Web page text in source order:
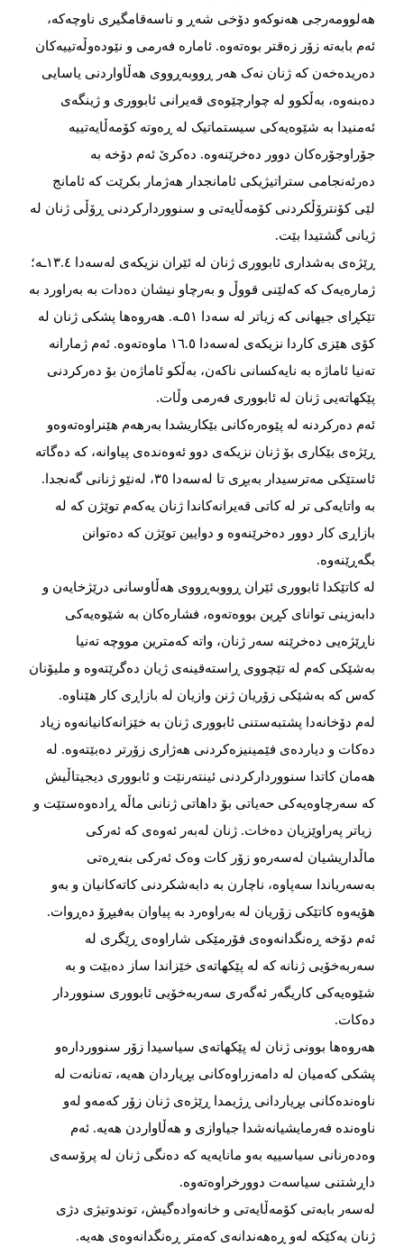
هەلوومەرجی هەنوکەو دۆخی شەڕ و ناسەقامگیری ناوچەکە،
ئەم بابەتە زۆر زەقتر بوەتەوە. ئامارە فەرمی و نێودەوڵەتییەکان
دەریدەخەن کە ژنان نەک هەر ڕووبەڕووی هەڵاواردنی یاسایی
دەبنەوە، بەڵکوو لە چوارچێوەی قەیرانی ئابووری و ژینگەی
ئەمنیدا بە شێوەیەکی سیستماتیک لە ڕەوتە کۆمەڵایەتییە
جۆراوجۆرەکان دوور دەخرێنەوە. دەکرێ ئەم دۆخە بە
دەرئەنجامی ستراتیژیکی ئامانجدار هەژمار بکرێت کە ئامانج
لێی کۆنترۆڵکردنی کۆمەڵایەتی و سنووردارکردنی ڕۆڵی ژنان لە
ژیانی گشتیدا بێت.
ڕێژەی بەشداری ئابووری ژنان لە ئێران نزیکەی لەسەدا ١٣.٤ـە؛
ژمارەیەک کە کەلێنی قووڵ و بەرچاو نیشان دەدات بە بەراورد بە
تێکڕای جیهانی کە زیاتر لە سەدا ٥١ـە. هەروەها پشکی ژنان لە
کۆی هێزی کاردا نزیکەی لەسەدا ١٦.٥ ماوەتەوە. ئەم ژمارانە
تەنیا ئاماژە بە نایەکسانی ناکەن، بەڵکو ئاماژەن بۆ دەرکردنی
پێکهاتەیی ژنان لە ئابووری فەرمی وڵات.
ئەم دەرکردنە لە پێوەرەکانی بێکاریشدا بەرهەم هێنراوەتەوەو
ڕێژەی بێکاری بۆ ژنان نزیکەی دوو ئەوەندەی پیاوانە، کە دەگاتە
ئاستێکی مەترسیدار بەبڕی تا لەسەدا ٣٥، لەنێو ژنانی گەنجدا.
بە واتایەکی تر لە کاتی قەیرانەکاندا ژنان یەکەم توێژن کە لە
بازاڕی کار دوور دەخرێنەوە و دوایین توێژن کە دەتوانن
بگەڕێنەوە.
لە کاتێکدا ئابووری ئێران ڕووبەڕووی هەڵاوسانی درێژخایەن و
دابەزینی توانای کڕین بووەتەوە، فشارەکان بە شێوەیەکی
ناڕێژەیی دەخرێنە سەر ژنان، واتە کەمترین مووچە تەنیا
بەشێکی کەم لە تێچووی ڕاستەقینەی ژیان دەگرێتەوە و ملیۆنان
کەس کە بەشێکی زۆریان ژنن وازیان لە بازاڕی کار هێناوە.
لەم دۆخانەدا پشتبەستنی ئابووری ژنان بە خێزانەکانیانەوە زیاد
دەکات و دیاردەی فێمینیزەکردنی هەژاری زۆرتر دەبێتەوە. لە
هەمان کاتدا سنووردارکردنی ئینتەرنێت و ئابووری دیجیتاڵیش
کە سەرچاوەیەکی حەیاتی بۆ داهاتی ژنانی ماڵە ڕادەوەستێت و
زیاتر پەراوێزیان دەخات. ژنان لەبەر ئەوەی کە ئەرکی
ماڵداریشیان لەسەرەو زۆر کات وەک ئەرکی بنەڕەتی
بەسەریاندا سەپاوە، ناچارن بە دابەشکردنی کاتەکانیان و بەو
هۆیەوە کاتێکی زۆریان لە بەراوەرد بە پیاوان بەفیڕۆ دەڕوات.
ئەم دۆخە ڕەنگدانەوەی فۆرمێکی شاراوەی ڕێگری لە
سەربەخۆیی ژنانە کە لە پێکهاتەی خێزاندا ساز دەبێت و بە
شێوەیەکی کاریگەر ئەگەری سەربەخۆیی ئابووری سنووردار
دەکات.
هەروەها بوونی ژنان لە پێکهاتەی سیاسیدا زۆر سنووردارەو
پشکی کەمیان لە دامەزراوەکانی بڕیاردان هەیە، تەنانەت لە
ناوەندەکانی بڕیاردانی ڕژیمدا ڕێژەی ژنان زۆر کەمەو لەو
ناوەندە فەرمایشیانەشدا جیاوازی و هەڵاواردن هەیە. ئەم
وەدەرنانی سیاسییە بەو مانایەیە کە دەنگی ژنان لە پرۆسەی
داڕشتنی سیاسەت دوورخراوەتەوە.
لەسەر بابەتی کۆمەڵایەتی و خانەوادەگیش، توندوتیژی دژی
ژنان یەکێکە لەو ڕەهەندانەی کەمتر ڕەنگدانەوەی هەیە.